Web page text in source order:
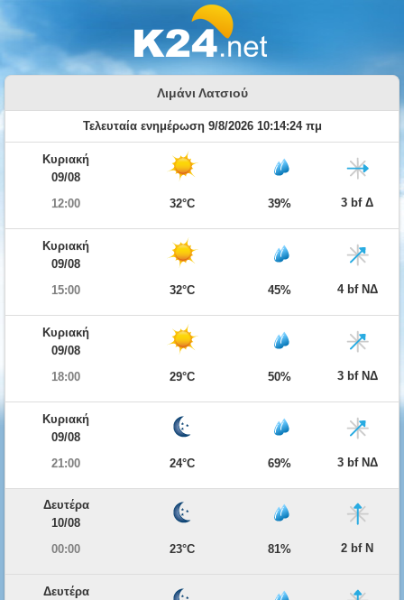
Λιμάνι Λατσιού
Τελευταία ενημέρωση 9/8/2026 10:14:24 πμ
Κυριακή
09/08
12:00
32°C 39% 3 bf Δ
Κυριακή
09/08
15:00
32°C 45% 4 bf ΝΔ
Κυριακή
09/08
18:00
29°C 50% 3 bf ΝΔ
Κυριακή
09/08
21:00
24°C 69% 3 bf ΝΔ
Δευτέρα
10/08
00:00
23°C 81% 2 bf Ν
Δευτέρα